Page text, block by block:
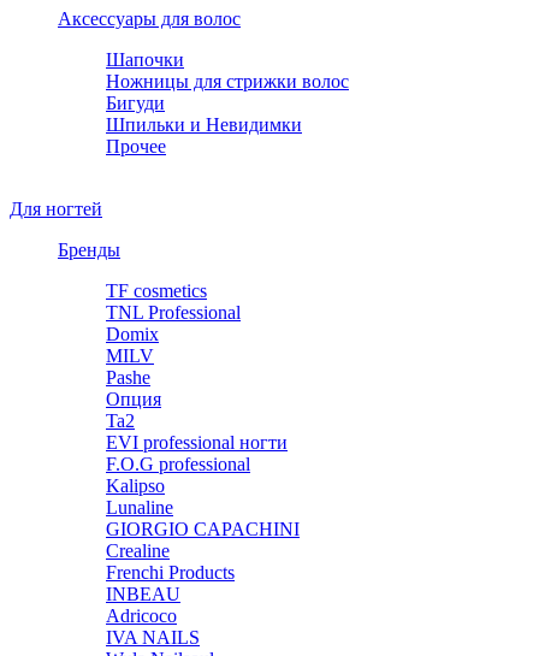
Аксессуары для волос
Шапочки
Ножницы для стрижки волос
Бигуди
Шпильки и Невидимки
Прочее
Для ногтей
Бренды
TF cosmetics
TNL Professional
Domix
MILV
Pashe
Опция
Ta2
EVI professional ногти
F.O.G professional
Kalipso
Lunaline
GIORGIO CAPACHINI
Crealine
Frenchi Products
INBEAU
Adricoco
IVA NAILS